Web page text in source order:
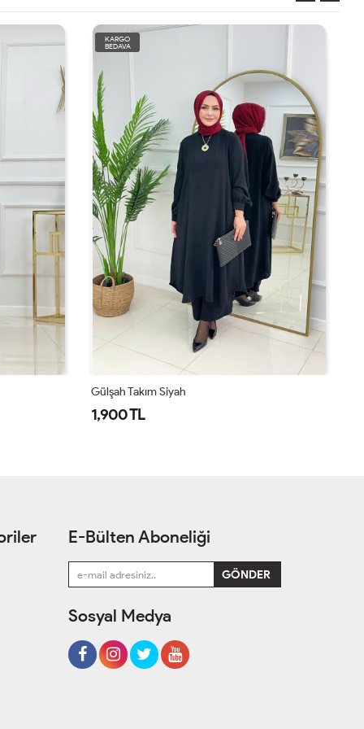
KARGO
BEDAVA
Simge Takım Acı Kahve
1,550 TL
E-Bülten Aboneliği
Sosyal Medya